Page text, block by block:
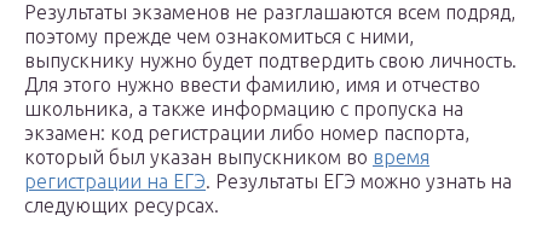
Результаты экзаменов не разглашаются всем подряд,
поэтому прежде чем ознакомиться с ними,
выпускнику нужно будет подтвердить свою личность.
Для этого нужно ввести фамилию, имя и отчество
школьника, а также информацию с пропуска на
экзамен: код регистрации либо номер паспорта,
который был указан выпускником во время
регистрации на ЕГЭ. Результаты ЕГЭ можно узнать на
следующих ресурсах.